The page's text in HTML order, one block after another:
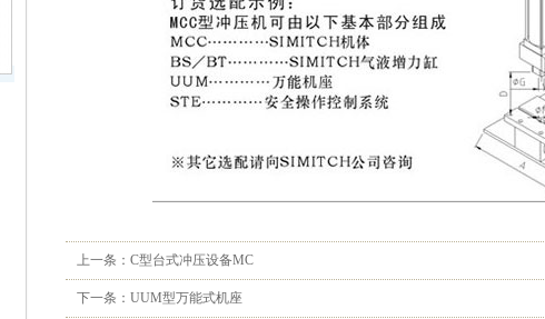
上一条： C型台式冲压设备MC
下一条： UUM型万能式机座